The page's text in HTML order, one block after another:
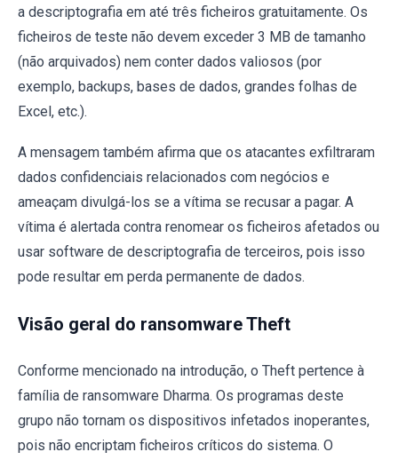
a descriptografia em até três ficheiros gratuitamente. Os
ficheiros de teste não devem exceder 3 MB de tamanho
(não arquivados) nem conter dados valiosos (por
exemplo, backups, bases de dados, grandes folhas de
Excel, etc.).
A mensagem também afirma que os atacantes exfiltraram
dados confidenciais relacionados com negócios e
ameaçam divulgá-los se a vítima se recusar a pagar. A
vítima é alertada contra renomear os ficheiros afetados ou
usar software de descriptografia de terceiros, pois isso
pode resultar em perda permanente de dados.
Visão geral do ransomware Theft
Conforme mencionado na introdução, o Theft pertence à
família de ransomware Dharma. Os programas deste
grupo não tornam os dispositivos infetados inoperantes,
pois não encriptam ficheiros críticos do sistema. O